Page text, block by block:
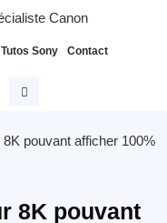
Canon
Tutos Sony Contact
pouvant afficher 100%
8K pouvant